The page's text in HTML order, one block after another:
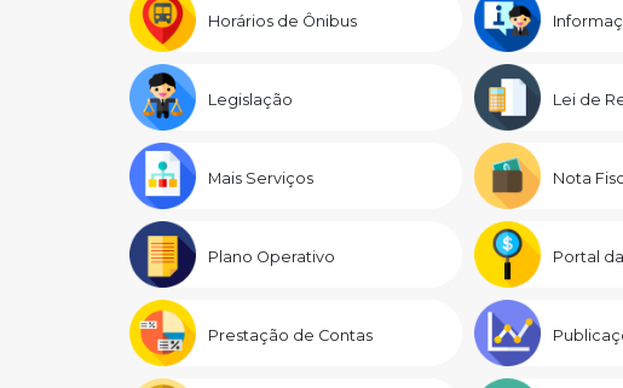
Horários de Ônibus
Legislação Lei de
Mais Serviços Nota
Plano Operativo Portal
Prestação de Contas